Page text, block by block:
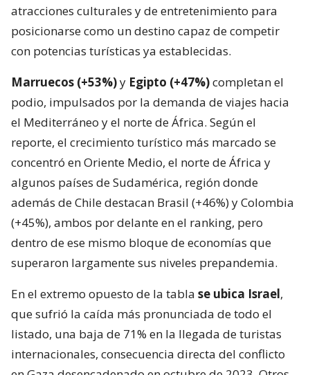
atracciones culturales y de entretenimiento para
posicionarse como un destino capaz de competir
con potencias turísticas ya establecidas.
Marruecos (+53%)y Egipto (+47%)completan el
podio, impulsados por la demanda de viajes hacia
el Mediterráneo y el norte de África. Según el
reporte, el crecimiento turístico más marcado se
concentró en Oriente Medio, el norte de África y
algunos países de Sudamérica, región donde
además de Chile destacan Brasil (+46%) y Colombia
(+45%), ambos por delante en el ranking, pero
dentro de ese mismo bloque de economías que
superaron largamente sus niveles prepandemia.
En el extremo opuesto de la tabla se ubica Israel,
que sufrió la caída más pronunciada de todo el
listado, una baja de 71% en la llegada de turistas
internacionales, consecuencia directa del conflicto